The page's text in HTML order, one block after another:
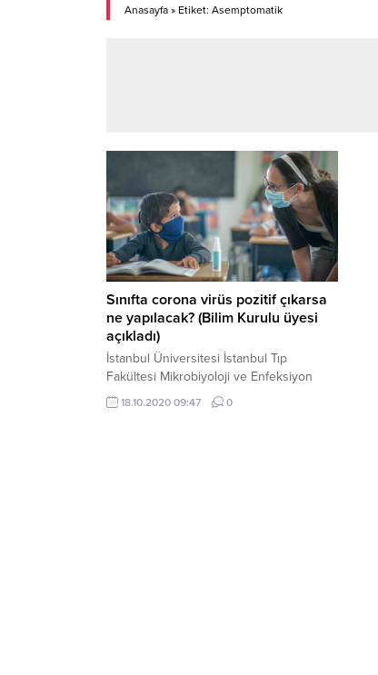
Anasayfa » Etiket: Asemptomatik
Sınıfta corona virüs pozitif çıkarsa
ne yapılacak? (Bilim Kurulu üyesi
açıkladı)
İstanbul Üniversitesi İstanbul Tıp
Fakültesi Mikrobiyoloji ve Enfeksiyon
Hastalıkları Anabilim Dalı Öğretim Üyesi
ve Sağlık Bakanlığı Koronavirüs Bilim
18.10.2020 09:47 0